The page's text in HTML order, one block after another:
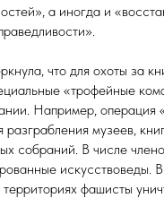
а иногда и
что для охоты за
«трофейные
Например, операция
разграбления музеев,
собраний. В числе
искусствоведы.
фашисты